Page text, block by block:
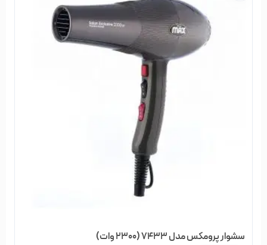
سشوار پرومکس مدل 7433 (2300 وات)